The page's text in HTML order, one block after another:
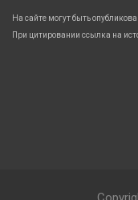
На сайте могут быть
При цитировании ссылка на